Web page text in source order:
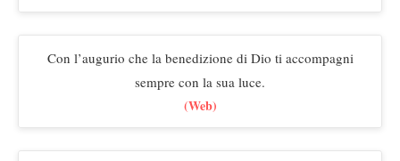
Con l’augurio che la benedizione di Dio ti accompagni
sempre con la sua luce.
(Web)